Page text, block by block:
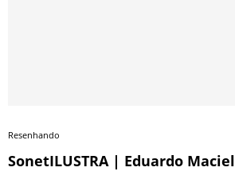
Resenhando
SonetILUSTRA | Eduardo Maciel